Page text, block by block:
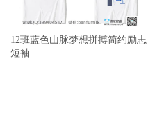
12班蓝色山脉梦想拼搏简约励志
短袖